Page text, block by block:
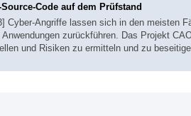
Source-Code auf dem Prüfstand
Cyber-Angriffe lassen sich in den meisten
Anwendungen zurückführen. Das Projekt
und Risiken zu ermitteln und zu